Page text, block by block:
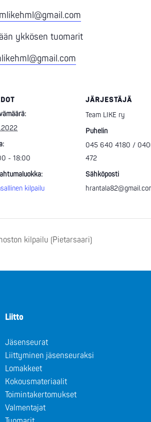
ykkösen tuomarit
- 18:00
kilpailu
JÄRJESTÄJÄ
Team LIKE ry
Puhelin
045 640 4180 /
472
Sähköposti
kilpailu (Pietarsaari)
Liitto
Jäsenseurat
Liittyminen jäsenseuraksi
Lomakkeet
Kokousmateriaalit
Toimintakertomukset
Valmentajat